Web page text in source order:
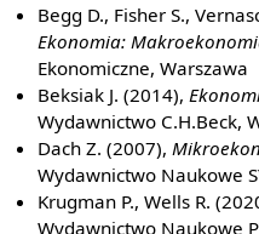
Begg D., Fisher S.,
Ekonomia:
Ekonomiczne, Warszawa
Beksiak J. (2014),
Wydawnictwo C.H.Beck,
Dach Z. (2007),
Wydawnictwo Naukowe
Krugman P., Wells R.
Wydawnictwo Naukowe